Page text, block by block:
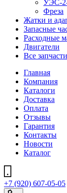
УЭС-
Фреза
Жатки и
Запасные
Расходные
Двигатели
Все запчасти
Главная
Компания
Каталоги
Доставка
Оплата
Отзывы
Гарантия
Контакты
Новости
Каталог
+7 (920) 607-05-05